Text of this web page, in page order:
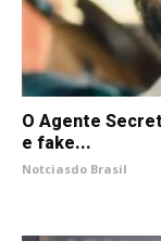
O Agente
e fake...
Notciasdo Brasil